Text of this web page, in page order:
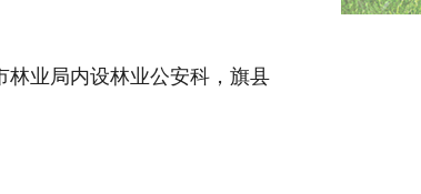
林业局内设林业公安科，旗县